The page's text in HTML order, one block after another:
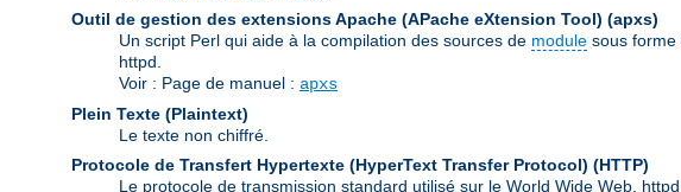
Outil de gestion des extensions Apache (APache eXtension Tool) (apxs)
Un script Perl qui aide à la compilation des sources de module sous forme
httpd.
Voir : Page de manuel : apxs
Plein Texte (Plaintext)
Le texte non chiffré.
Protocole de Transfert Hypertexte (HyperText Transfer Protocol) (HTTP)
Le protocole de transmission standard utilisé sur le World Wide Web.